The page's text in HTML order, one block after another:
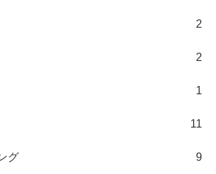
2
2
1
11
グ 9